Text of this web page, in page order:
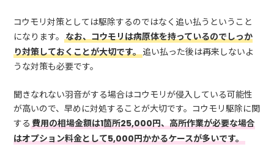
コウモリ対策としては駆除するのではなく追い払うということ
になります。なお、コウモリは病原体を持っているのでしっか
り対策しておくことが大切です。追い払った後は再来しないよ
うな対策も必要です。
聞きなれない羽音がする場合はコウモリが侵入している可能性
が高いので、早めに対処することが大切です。コウモリ駆除に関
する費用の相場金額は1箇所25,000円、高所作業が必要な場合
はオプション料金として5,000円かかるケースが多いです。